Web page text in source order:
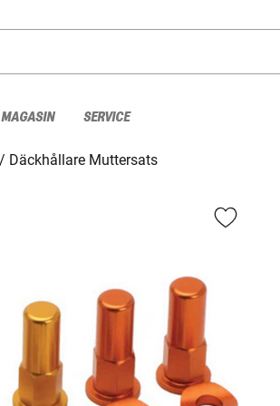
MAGASIN SERVICE
Däckhållare Muttersats